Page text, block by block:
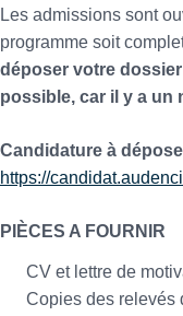
Les admissions sont
programme soit
déposer votre
possible, car il y a un
Candidature à
https://
PIÈCES A FOURNIR
CV et lettre de
Copies des relevés